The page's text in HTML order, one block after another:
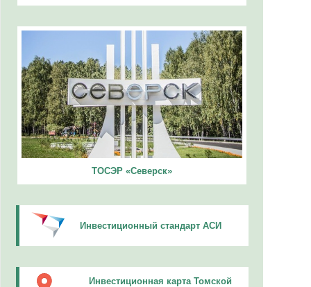
ТОСЭР «Северск»
Инвестиционный стандарт АСИ
Инвестиционная карта Томской